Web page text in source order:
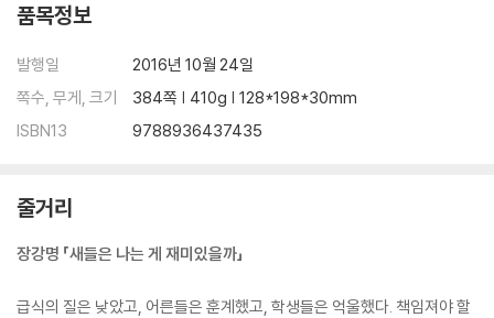
품목정보
발행일
2016년 10월 24일
쪽수, 무게, 크기
384쪽 | 410g | 128*198*30mm
ISBN13
9788936437435
줄거리
장강명 「새들은 나는 게 재미있을까」
급식의 질은 낮았고, 어른들은 훈계했고, 학생들은 억울했다. 책임져야 할